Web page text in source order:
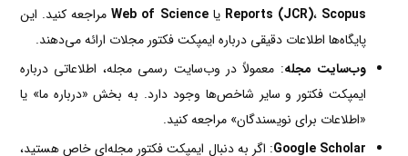
Reports (JCR)، Scopus یاWeb of Scienceمراجعه کنید. این
پایگاه‌ها اطلاعات دقیقی درباره ایمپکت فکتور مجلات ارائه می‌دهند.
وب‌سایت مجله: معمولاً در وب‌سایت رسمی مجله، اطلاعاتی درباره
ایمپکت فکتور و سایر شاخص‌ها وجود دارد. به بخش «درباره ما» یا
«اطلاعات برای نویسندگان» مراجعه کنید.
Google Scholar: اگر به دنبال ایمپکت فکتور مجله‌ای خاص هستید،